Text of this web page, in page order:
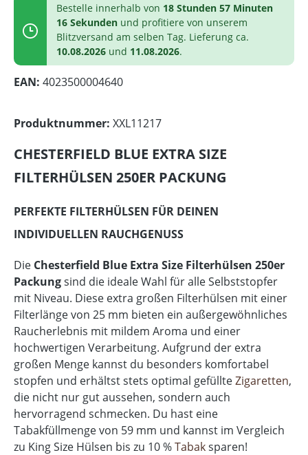
Bestelle innerhalb von 18 Stunden 57 Minuten
16 Sekunden und profitiere von unserem
Blitzversand am selben Tag. Lieferung ca.
10.08.2026 und 11.08.2026.
EAN: 4023500004640
Produktnummer: XXL11217
CHESTERFIELD BLUE EXTRA SIZE
FILTERHÜLSEN 250ER PACKUNG
PERFEKTE FILTERHÜLSEN FÜR DEINEN
INDIVIDUELLEN RAUCHGENUSS
Die Chesterfield Blue Extra Size Filterhülsen 250er
Packungsind die ideale Wahl für alle Selbststopfer
mit Niveau. Diese extra großen Filterhülsen mit einer
Filterlänge von 25 mm bieten ein außergewöhnliches
Raucherlebnis mit mildem Aroma und einer
hochwertigen Verarbeitung. Aufgrund der extra
großen Menge kannst du besonders komfortabel
stopfen und erhältst stets optimal gefüllteZigaretten,
die nicht nur gut aussehen, sondern auch
hervorragend schmecken. Du hast eine
Tabakfüllmenge von 59 mm und kannst im Vergleich
zu King Size Hülsen bis zu 10 %Tabaksparen!